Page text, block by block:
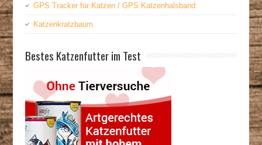
GPS Tracker für Katzen / GPS Katzenhalsband
Katzenkratzbaum
Bestes Katzenfutter im Test